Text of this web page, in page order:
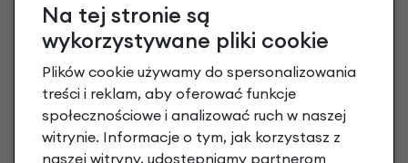
3 miesiące nie płacisz
Raty do 60 miesięcy
Poznaj szczegóły
Na tej stronie są
wykorzystywane pliki cookie
Plików cookie używamy do spersonalizowania
treści i reklam, aby oferować funkcje
społecznościowe i analizować ruch w naszej
witrynie. Informacje o tym, jak korzystasz z
naszej witryny, udostępniamy partnerom